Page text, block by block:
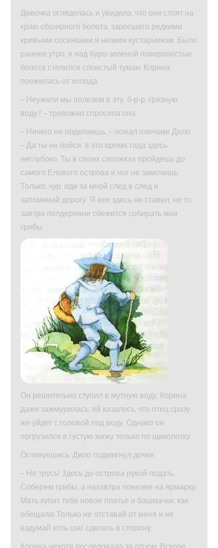
Девочка огляделась и увидела, что они стоят на
краю обширного болота, заросшего редкими
кривыми сосенками и низким кустарником. Было
раннее утро, и над буро‑зеленой поверхностью
болота стелился слоистый туман. Корина
поежилась от холода.
– Неужели мы полезем в эту, б‑р‑р, грязную
воду? – тревожно спросила она.
– Ничего не поделаешь, – пожал плечами Дило.
– Да ты не бойся, в это время года здесь
неглубоко. Ты в своих сапожках пройдешь до
самого Елового острова и ног не замочишь.
Только, чур, иди за мной след в след и
запоминай дорогу. Я вех здесь не ставил, не то
завтра полдеревни сбежится собирать мои
грибы.
Он решительно ступил в мутную воду. Корина
даже зажмурилась: ей казалось, что отец сразу
же уйдет с головой под воду. Однако он
погрузился в густую жижу только по щиколотку.
Оглянувшись, Дило подмигнул дочке:
– Не трусь! Здесь до острова рукой подать.
Соберем грибы, а назавтра повезем на ярмарку.
Мать купит тебе новое платье и башмачки, как
обещала! Только не отставай от меня и не
вздумай хоть шаг сделать в сторону.